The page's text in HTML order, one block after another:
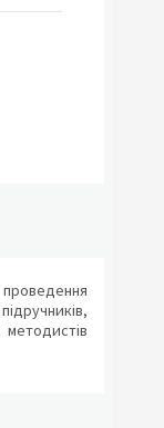
проведення